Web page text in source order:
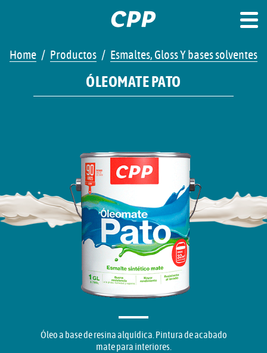
Home Productos Esmaltes, Gloss Y bases solventes
ÓLEOMATE PATO
Óleo a base de resina alquídica. Pintura de acabado
mate para interiores.